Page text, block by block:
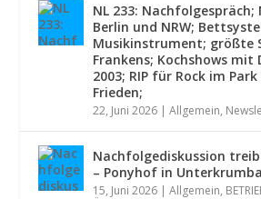
NL 233: Nachfolgespräch;
Berlin und NRW;
Musikinstrument; größte
Frankens; Kochshows mit
2003; RIP für Rock im
Frieden;
22, Juni 2026 |Allgemein,
Nachfolgediskussion
– Ponyhof in
15, Juni 2026 |Allgemein,